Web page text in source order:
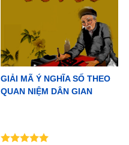
GIẢI MÃ Ý NGHĨA SỐ THEO
QUAN NIỆM DÂN GIAN